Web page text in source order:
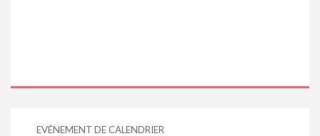
EVÉNEMENT DE CALENDRIER